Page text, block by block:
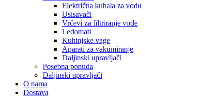
Električna kuhala za vodu
Usisavači
Vrčevi za filtriranje vode
Ledomati
Kuhinjske vage
Aparati za vakumiranje
Daljinski upravljači
Posebna ponuda
Daljinski upravljači
O nama
Dostava